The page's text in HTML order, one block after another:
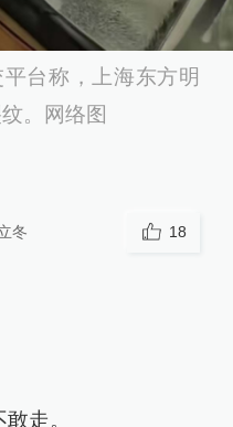
台称，上海东方明
。网络图
冬 18
走。